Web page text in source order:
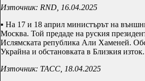
Източник: RND , 16.04.2025
▪ На 17 и 18 април министърът на
Москва. Той предаде на руския
Ислямската република Али Хаменей.
Украйна и обстановката в Близкия изток.
Източник: ТАСС, 18.04.2025